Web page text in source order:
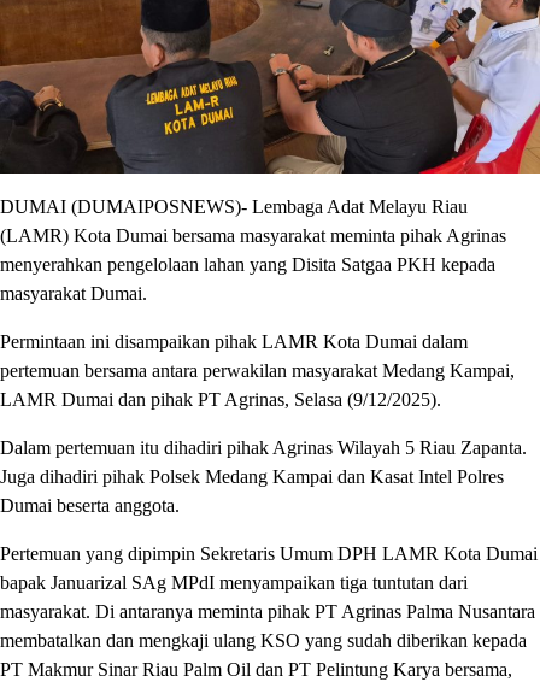
DUMAI (DUMAIPOSNEWS)- Lembaga Adat Melayu Riau
(LAMR) Kota Dumai bersama masyarakat meminta pihak Agrinas
menyerahkan pengelolaan lahan yang Disita Satgaa PKH kepada
masyarakat Dumai.
Permintaan ini disampaikan pihak LAMR Kota Dumai dalam
pertemuan bersama antara perwakilan masyarakat Medang Kampai,
LAMR Dumai dan pihak PT Agrinas, Selasa (9/12/2025).
Dalam pertemuan itu dihadiri pihak Agrinas Wilayah 5 Riau Zapanta.
Juga dihadiri pihak Polsek Medang Kampai dan Kasat Intel Polres
Dumai beserta anggota.
Pertemuan yang dipimpin Sekretaris Umum DPH LAMR Kota Dumai
bapak Januarizal SAg MPdI menyampaikan tiga tuntutan dari
masyarakat. Di antaranya meminta pihak PT Agrinas Palma Nusantara
membatalkan dan mengkaji ulang KSO yang sudah diberikan kepada
PT Makmur Sinar Riau Palm Oil dan PT Pelintung Karya bersama,